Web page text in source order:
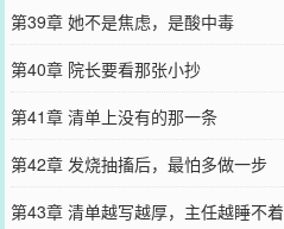
第39章 她不是焦虑，是酸中毒
第40章 院长要看那张小抄
第41章 清单上没有的那一条
第42章 发烧抽搐后，最怕多做一步
第43章 清单越写越厚，主任越睡不着